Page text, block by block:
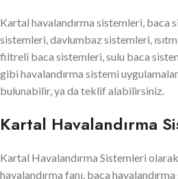
Kartal havalandırma sistemleri, baca
sistemleri, davlumbaz sistemleri,
filtreli baca sistemleri, sulu baca
gibi havalandırma sistemi
bulunabilir, ya da teklif alabilirsiniz.
Kartal Havalandırma
Kartal Havalandırma Sistemleri
havalandırma fanı, baca